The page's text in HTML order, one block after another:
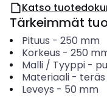
Katso
Tärkeimmät
Pituus - 250 mm
Korkeus - 250
Malli / Tyyppi-
Materiaali- teräs
Leveys - 50 mm